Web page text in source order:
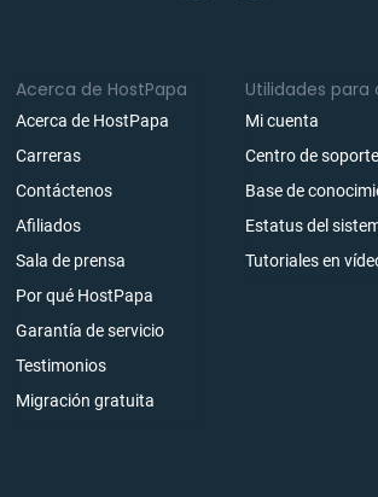
Acerca de HostPapa
Acerca de HostPapa
Carreras
Contáctenos
Afiliados
Sala de prensa
Por qué HostPapa
Garantía de servicio
Testimonios
Migración gratuita
Utilidades para
Mi cuenta
Centro de soporte
Base de
Estatus del
Tutoriales en